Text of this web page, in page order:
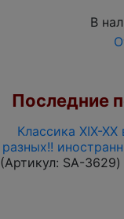
В
Последние
Классика XIX-
разных!!
(Артикул: SA-3629)